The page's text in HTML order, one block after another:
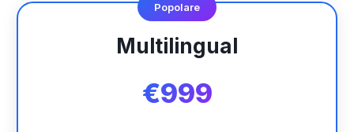
Popolare
Multilingual
€999